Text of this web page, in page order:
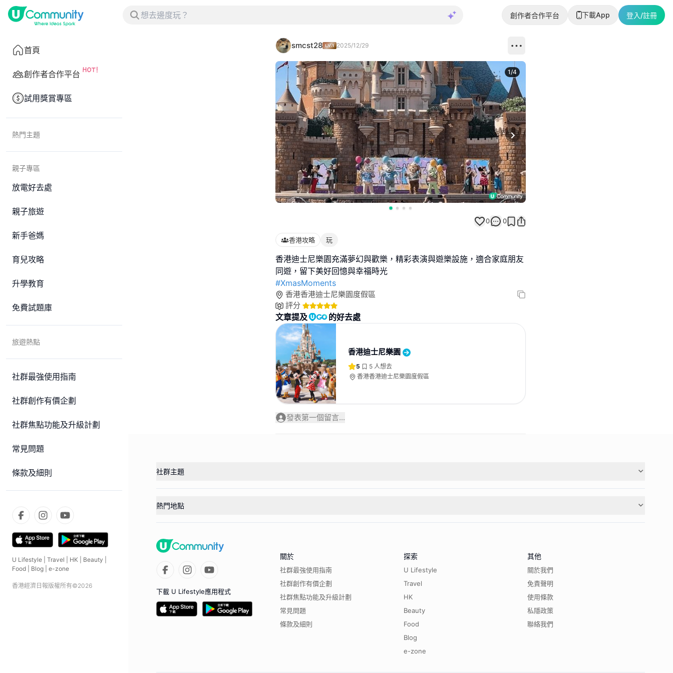
創作者合作平台 下載App 登入/註冊
首頁
創作者合作平台
試用獎賞專區
熱門主題
親子專區
放電好去處
親子旅遊
新手爸媽
育兒攻略
升學教育
免費試題庫
旅遊熱點
社群最強使用指南
社群創作有價企劃
社群焦點功能及升級計劃
常見問題
條款及細則
U Lifestyle Travel HK Beauty
Food
Blog e-zone
香港經濟日報版權所有©2026
smcst28 2025/12/29
Next slide
1/4
0 0
香港攻略 玩
香港迪士尼樂園充滿夢幻與歡樂，精彩表演與遊樂設施，適合家庭朋友
#XmasMoments
香港香港迪士尼樂園度假區
評分
文章提及 的好去處
香港迪士尼樂園
5 5 人想去
香港香港迪士尼樂園度假區
發表第一個留言...
社群主題
熱門地點
下載 U Lifestyle應用程式
關於
社群最強使用指南
社群創作有價企劃
社群焦點功能及升級計劃
常見問題
條款及細則
探索
U Lifestyle
Travel
HK
Beauty
Food
Blog
e-zone
其他
關於我們
免責聲明
使用條款
私隱政策
聯絡我們